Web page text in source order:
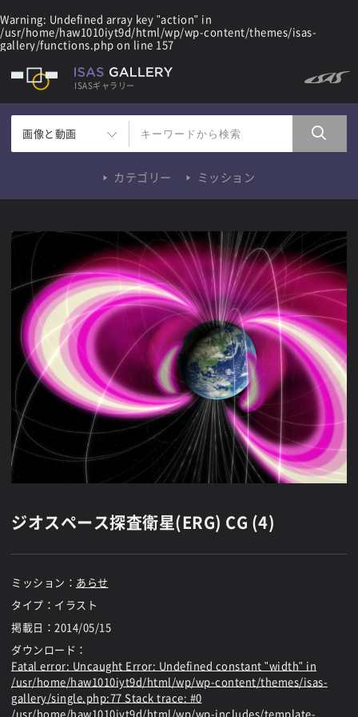
Warning: Undefined array key "action" in
/usr/home/haw1010iyt9d/html/wp/wp-content/themes/isas-
gallery/functions.php on line 157
ISASギャラリー
画像と動画
カテゴリー ミッション
ジオスペース探査衛星(ERG) CG (4)
ミッション： あらせ
タイプ：イラスト
掲載日： 2014/05/15
ダウンロード：
Fatal error: Uncaught Error: Undefined constant "width" in
/usr/home/haw1010iyt9d/html/wp/wp-content/themes/isas-
gallery/single.php:77 Stack trace: #0
/usr/home/haw1010iyt9d/html/wp/wp-includes/template-